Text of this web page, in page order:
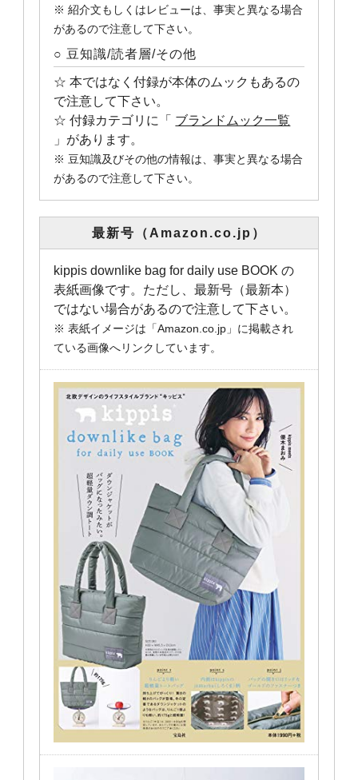
※ 紹介文もしくはレビューは、事実と異なる場合
があるので注意して下さい。
○ 豆知識/読者層/その他
☆ 本ではなく付録が本体のムックもあるの
で注意して下さい。
☆ 付録カテゴリに「 ブランドムック一覧
」があります。
※ 豆知識及びその他の情報は、事実と異なる場合
があるので注意して下さい。
最新号（Amazon.co.jp）
kippis downlike bag for daily use BOOK の
表紙画像です。ただし、最新号（最新本）
ではない場合があるので注意して下さい。
※ 表紙イメージは「Amazon.co.jp」に掲載され
ている画像へリンクしています。